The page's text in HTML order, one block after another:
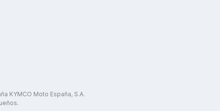
KYMCO Moto España, S.A.